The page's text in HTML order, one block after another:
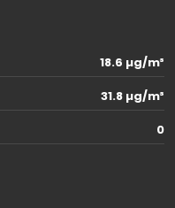
18.6 µg/m³
31.8 µg/m³
0